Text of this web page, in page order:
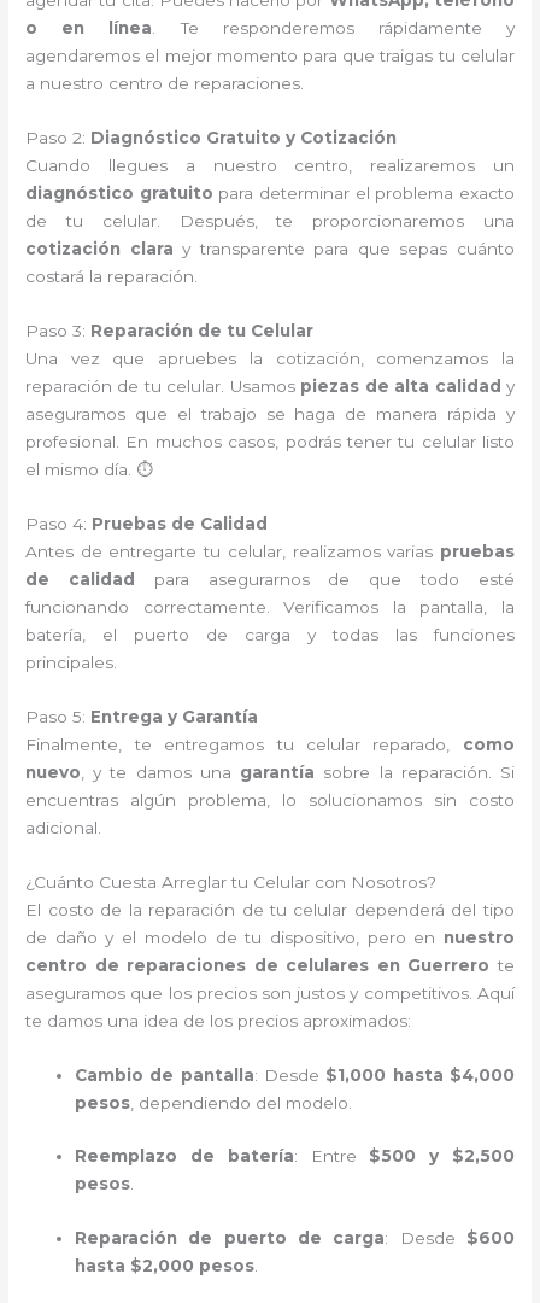
o en línea. Te responderemos rápidamente y
agendaremos el mejor momento para que traigas tu celular
a nuestro centro de reparaciones.
Paso 2: Diagnóstico Gratuito y Cotización
Cuando llegues a nuestro centro, realizaremos un
diagnóstico gratuito para determinar el problema exacto
de tu celular. Después, te proporcionaremos una
cotización clara y transparente para que sepas cuánto
costará la reparación.
Paso 3: Reparación de tu Celular
Una vez que apruebes la cotización, comenzamos la
reparación de tu celular. Usamos piezas de alta calidad y
aseguramos que el trabajo se haga de manera rápida y
profesional. En muchos casos, podrás tener tu celular listo
el mismo día. ⏱️
Paso 4: Pruebas de Calidad
Antes de entregarte tu celular, realizamos varias pruebas
de calidad
para asegurarnos de que todo esté
funcionando correctamente. Verificamos la pantalla, la
batería, el puerto de carga y todas las funciones
principales.
Paso 5: Entrega y Garantía
Finalmente, te entregamos tu celular reparado, como
nuevo , y te damos una garantía sobre la reparación. Si
encuentras algún problema, lo solucionamos sin costo
adicional.
¿Cuánto Cuesta Arreglar tu Celular con Nosotros?
El costo de la reparación de tu celular dependerá del tipo
de daño y el modelo de tu dispositivo, pero en nuestro
centro de reparaciones de celulares en Guerrero te
aseguramos que los precios son justos y competitivos. Aquí
te damos una idea de los precios aproximados:
Cambio de pantalla: Desde $1,000 hasta $4,000
pesos , dependiendo del modelo.
Reemplazo de batería: Entre $500 y $2,500
pesos.
Reparación de puerto de carga: Desde $600
hasta $2,000 pesos.